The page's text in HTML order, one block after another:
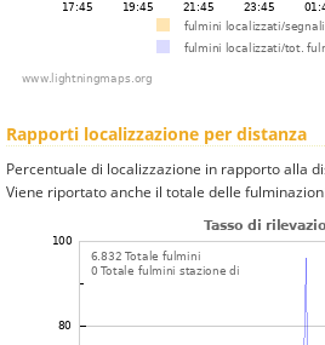
Rapporti localizzazione per distanza
Percentuale di localizzazione in rapporto alla
Viene riportato anche il totale delle